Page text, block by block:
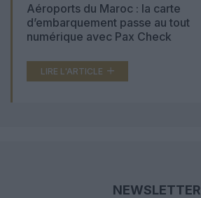
Aéroports du Maroc : la carte
d’embarquement passe au tout
numérique avec Pax Check
LIRE L'ARTICLE
NEWSLETTER